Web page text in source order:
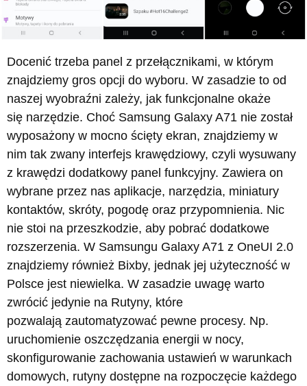
Docenić trzeba panel z przełącznikami, w którym
znajdziemy gros opcji do wyboru. W zasadzie to od
naszej wyobraźni zależy, jak funkcjonalne okaże
się narzędzie. Choć Samsung Galaxy A71 nie został
wyposażony w mocno ścięty ekran, znajdziemy w
nim tak zwany interfejs krawędziowy, czyli wysuwany
z krawędzi dodatkowy panel funkcyjny. Zawiera on
wybrane przez nas aplikacje, narzędzia, miniatury
kontaktów, skróty, pogodę oraz przypomnienia. Nic
nie stoi na przeszkodzie, aby pobrać dodatkowe
rozszerzenia. W Samsungu Galaxy A71 z OneUI 2.0
znajdziemy również Bixby, jednak jej użyteczność w
Polsce jest niewielka. W zasadzie uwagę warto
zwrócić jedynie na Rutyny, które
pozwalają zautomatyzować pewne procesy. Np.
uruchomienie oszczędzania energii w nocy,
skonfigurowanie zachowania ustawień w warunkach
domowych, rutyny dostępne na rozpoczęcie każdego